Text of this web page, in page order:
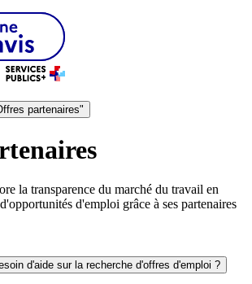
partenaires"
la transparence du marché du travail en
d'emploi grâce à ses partenaires
d'aide sur la recherche d'offres d'emploi ?